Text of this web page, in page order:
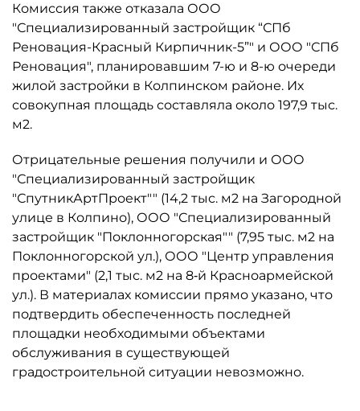
Комиссия также отказала ООО
"Специализированный застройщик “СПб
Реновация-Красный Кирпичник-5”" и ООО "СПб
Реновация", планировавшим 7-ю и 8-ю очереди
жилой застройки в Колпинском районе. Их
совокупная площадь составляла около 197,9 тыс.
м2.
Отрицательные решения получили и ООО
"Специализированный застройщик
"СпутникАртПроект"" (14,2 тыс. м2 на Загородной
улице в Колпино), ООО "Специализированный
застройщик "Поклонногорская"" (7,95 тыс. м2 на
Поклонногорской ул.), ООО "Центр управления
проектами" (2,1 тыс. м2 на 8‑й Красноармейской
ул.). В материалах комиссии прямо указано, что
подтвердить обеспеченность последней
площадки необходимыми объектами
обслуживания в существующей
градостроительной ситуации невозможно.